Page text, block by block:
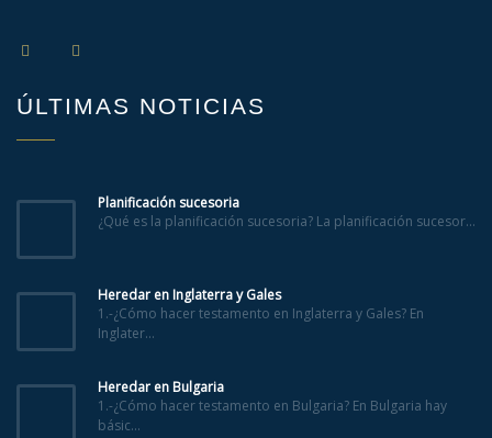
ÚLTIMAS NOTICIAS
Planificación sucesoria
¿Qué es la planificación sucesoria? La planificación sucesor...
Heredar en Inglaterra y Gales
1.-¿Cómo hacer testamento en Inglaterra y Gales? En
Inglater...
Heredar en Bulgaria
1.-¿Cómo hacer testamento en Bulgaria? En Bulgaria hay
básic...